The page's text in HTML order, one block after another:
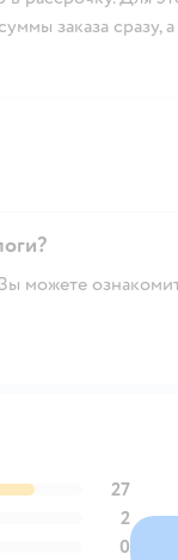
заказа сразу,
можете
27
2
0